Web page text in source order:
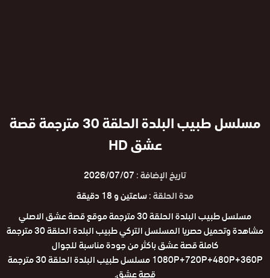
مسلسل طبيب البلدة الحلقة 30 مترجمة قصة
عشق HD
تاريخ الإضافة :2026/07/07
مدة الحلقة :ساعتين و 18 دقيقة
مسلسل طبيب البلدة الحلقة 30 مترجمة موقع قصة عشق الاصلي
مشاهدة وتحميل حصريا المسلسل التركي طبيب البلدة الحلقة 30 مترجمة
كاملة قصة عشق باكثر من جودة مناسبة للجوال
1080P+720P+480P+360P مسلسل طبيب البلدة الحلقة 30 مترجمة
قصة عشق.